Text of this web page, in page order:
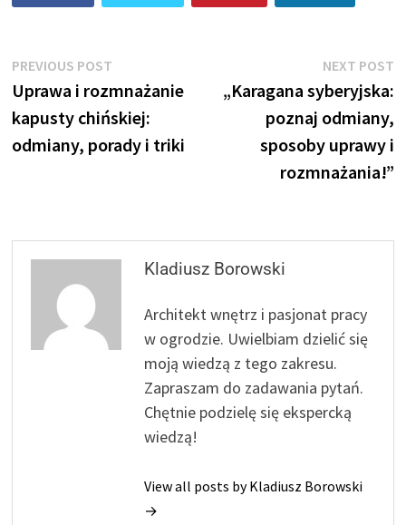
Nawigacja
wpisu
PREVIOUS POST
post:
Uprawa i rozmnażanie
kapusty chińskiej:
odmiany, porady i triki
NEXT POST
„Karagana syberyjska:
poznaj odmiany,
sposoby uprawy i
rozmnażania!”
Kladiusz Borowski
Architekt wnętrz i pasjonat pracy
w ogrodzie. Uwielbiam dzielić się
moją wiedzą z tego zakresu.
Zapraszam do zadawania pytań.
Chętnie podzielę się ekspercką
wiedzą!
View all posts by Kladiusz Borowski
→